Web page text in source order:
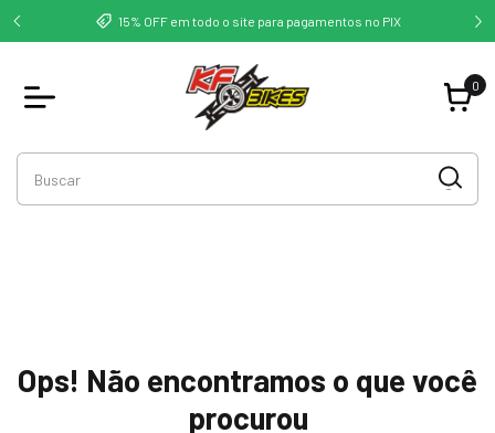
- 15% OFF em todo o site para pagamentos no PIX
0
Ops! Não encontramos o que você
procurou